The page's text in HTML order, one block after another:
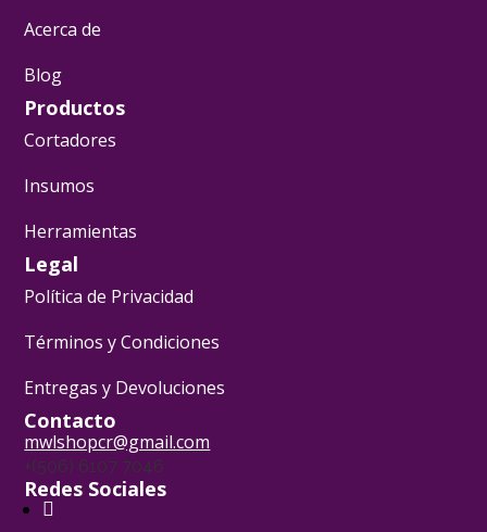
Acerca de
Blog
Productos
Cortadores
Insumos
Herramientas
Legal
Política de Privacidad
Términos y Condiciones
Entregas y Devoluciones
Contacto
mwlshopcr@gmail.com
+(506) 6107 7046
Redes Sociales